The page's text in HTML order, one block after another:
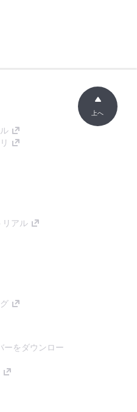
リアル
ーをダウンロー
上へ